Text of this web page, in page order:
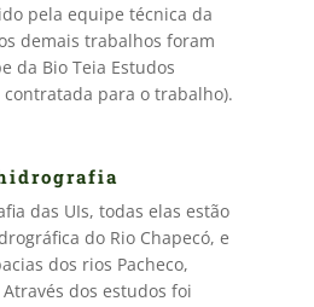
pela equipe técnica da
demais trabalhos foram
da Bio Teia Estudos
para o trabalho).
das UIs, todas elas estão
do Rio Chapecó, e
dos rios Pacheco,
dos estudos foi